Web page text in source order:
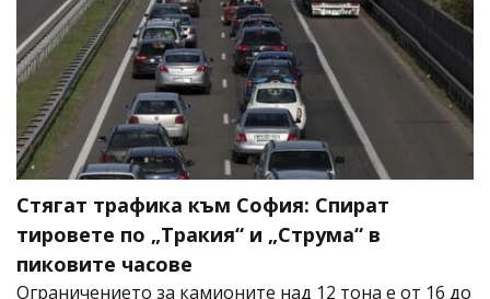
Стягат трафика към София: Спират
тировете по „Тракия“ и „Струма“ в
пиковите часове
Ограничението за камионите над 12 тона е от 16 до